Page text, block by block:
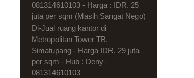
081314610103 - Harga : IDR. 25
juta per sqm (Masih Sangat Nego)
Di-Jual ruang kantor di
Metropolitan Tower TB.
Simatupang - Harga IDR. 29 juta
per sqm - Hub : Deny -
081314610103